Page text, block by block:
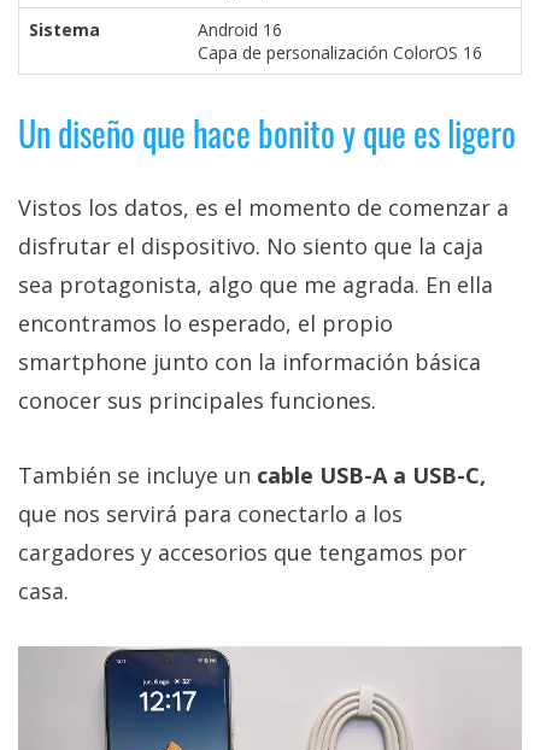
Sistema
Android 16
Capa de personalización ColorOS 16
Un diseño que hace bonito y que es ligero
Vistos los datos, es el momento de comenzar a
disfrutar el dispositivo. No siento que la caja
sea protagonista, algo que me agrada. En ella
encontramos lo esperado, el propio
smartphone junto con la información básica
conocer sus principales funciones.
También se incluye un cable USB-A a USB-C,
que nos servirá para conectarlo a los
cargadores y accesorios que tengamos por
casa.